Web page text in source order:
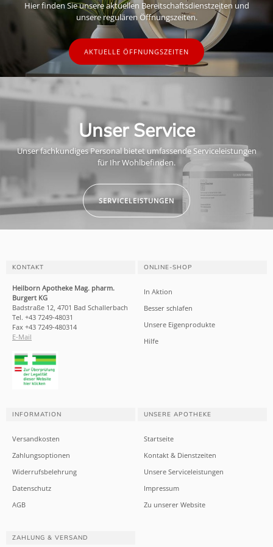
Hier finden Sie unsere aktuellen Bereitschaftsdienstzeiten und
unsere regulären Öffnungszeiten.
AKTUELLE ÖFFNUNGSZEITEN
Unser Service
Unser fachkundiges Personal bietet umfassende Serviceleistungen
für Ihr Wohlbefinden.
SERVICELEISTUNGEN
KONTAKT
Heilborn Apotheke Mag. pharm.
Burgert KG
Badstraße 12, 4701 Bad Schallerbach
Tel. +43 7249-48031
Fax +43 7249-480314
E-Mail
ONLINE-SHOP
In Aktion
Besser schlafen
Unsere Eigenprodukte
Hilfe
INFORMATION
Versandkosten
Zahlungsoptionen
Widerrufsbelehrung
Datenschutz
AGB
UNSERE APOTHEKE
Startseite
Kontakt & Dienstzeiten
Unsere Serviceleistungen
Impressum
Zu unserer Website
ZAHLUNG & VERSAND